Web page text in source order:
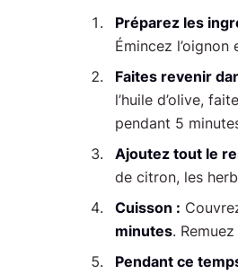
Préparez les
Émincez l’oignon
Faites revenir
l’huile d’olive,
pendant 5
Ajoutez tout le
de citron, les
Cuisson :
minutes.
Pendant ce